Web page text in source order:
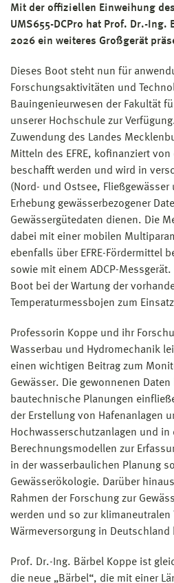
Mit der offiziellen Einweihung
UMS655-DCPro hat Prof. Dr.-Ing.
2026 ein weiteres Großgerät
Dieses Boot steht nun für
Forschungsaktivitäten und
Bauingenieurwesen der Fakultät
unserer Hochschule zur
Zuwendung des Landes
Mitteln des EFRE, kofinanziert
beschafft werden und wird in
(Nord- und Ostsee,
Erhebung gewässerbezogener
Gewässergütedaten dienen. Die
dabei mit einer mobilen
ebenfalls über EFRE-Fördermittel
sowie mit einem ADCP-
Boot bei der Wartung der
Temperaturmessbojen zum
Professorin Koppe und ihr
Wasserbau und Hydromechanik
einen wichtigen Beitrag zum
Gewässer. Die gewonnenen
bautechnische Planungen
der Erstellung von Hafenanlagen
Hochwasserschutzanlagen und
Berechnungsmodellen zur
in der wasserbaulichen Planung
Gewässerökologie. Darüber
Rahmen der Forschung zur
werden und so zur klimaneutralen
Wärmeversorgung in Deutschland
Prof. Dr.-Ing. Bärbel Koppe ist
die neue „Bärbel“, die mit einer